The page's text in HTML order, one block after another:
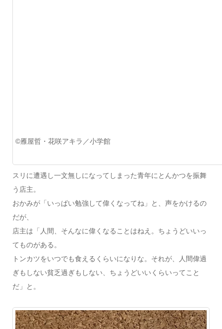
©雁屋哲・花咲アキラ／小学館
スリに遭遇し一文無しになってしまった青年にとんかつを振舞
う店主。
おかみが「いっぱい勉強して偉くなってね」と、声をかけるの
だが、
店主は「人間、そんなに偉くなることはねえ。ちょうどいいっ
てものがある。
トンカツをいつでも食えるくらいになりな。それが、人間偉過
ぎもしない貧乏過ぎもしない、ちょうどいいくらいってこと
だ」と。